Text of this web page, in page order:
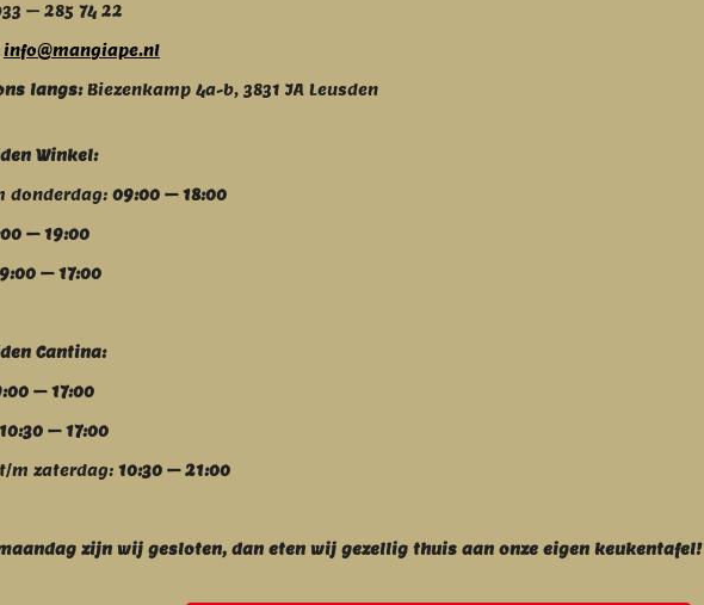
– 285 74 22
info@mangiape.nl
langs: Biezenkamp 4a-b, 3831 JA Leusden
Winkel:
donderdag: 09:00 – 18:00
– 19:00
– 17:00
Cantina:
– 17:00
10:30 – 17:00
m zaterdag: 10:30 – 21:00
zijn wij gesloten, dan eten wij gezellig thuis aan onze eigen keukentafel!